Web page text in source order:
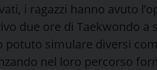
i ragazzi hanno avuto
due ore di Taekwondo a
potuto simulare diversi
nel loro percorso